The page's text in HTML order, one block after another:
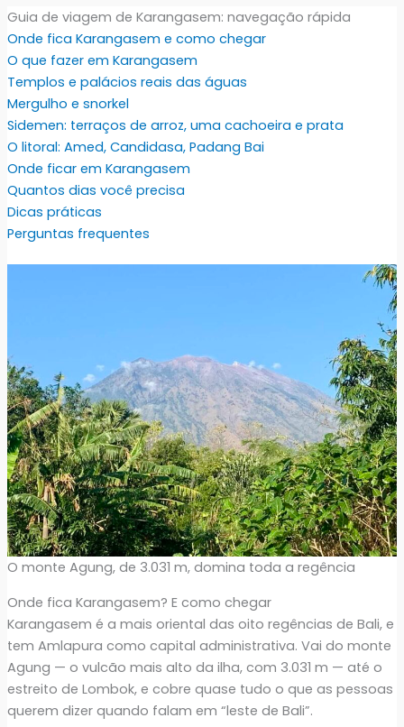
Guia de viagem de Karangasem: navegação rápida
Onde fica Karangasem e como chegar
O que fazer em Karangasem
Templos e palácios reais das águas
Mergulho e snorkel
Sidemen: terraços de arroz, uma cachoeira e prata
O litoral: Amed, Candidasa, Padang Bai
Onde ficar em Karangasem
Quantos dias você precisa
Dicas práticas
Perguntas frequentes
O monte Agung, de 3.031 m, domina toda a regência
Onde fica Karangasem? E como chegar
Karangasem é a mais oriental das oito regências de Bali, e
tem Amlapura como capital administrativa. Vai do monte
Agung — o vulcão mais alto da ilha, com 3.031 m — até o
estreito de Lombok, e cobre quase tudo o que as pessoas
querem dizer quando falam em “leste de Bali”.